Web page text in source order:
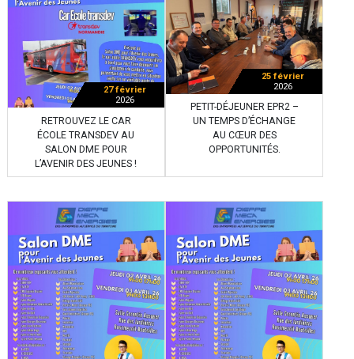
27 février
2026
RETROUVEZ LE CAR
ÉCOLE TRANSDEV AU
SALON DME POUR
L’AVENIR DES JEUNES !
25 février
2026
PETIT-DÉJEUNER EPR2 –
UN TEMPS D’ÉCHANGE
AU CŒUR DES
OPPORTUNITÉS.